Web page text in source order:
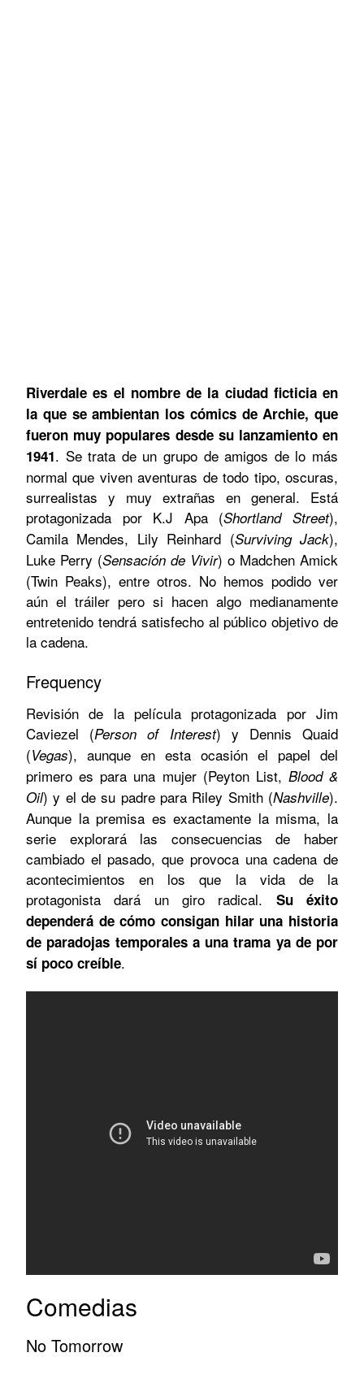
Riverdale es el nombre de la ciudad ficticia en
la que se ambientan los cómics de Archie, que
fueron muy populares desde su lanzamiento en
1941. Se trata de un grupo de amigos de lo más
normal que viven aventuras de todo tipo, oscuras,
surrealistas y muy extrañas en general. Está
protagonizada por K.J Apa (Shortland Street),
Camila Mendes, Lily Reinhard (Surviving Jack),
Luke Perry (Sensación de Vivir) o Madchen Amick
(Twin Peaks), entre otros. No hemos podido ver
aún el tráiler pero si hacen algo medianamente
entretenido tendrá satisfecho al público objetivo de
la cadena.
Frequency
Revisión de la película protagonizada por Jim
Caviezel (Person of Interest) y Dennis Quaid
(Vegas), aunque en esta ocasión el papel del
primero es para una mujer (Peyton List, Blood &
Oil) y el de su padre para Riley Smith (Nashville).
Aunque la premisa es exactamente la misma, la
serie explorará las consecuencias de haber
cambiado el pasado, que provoca una cadena de
acontecimientos en los que la vida de la
protagonista dará un giro radical. Su éxito
dependerá de cómo consigan hilar una historia
de paradojas temporales a una trama ya de por
sí poco creíble.
Comedias
No Tomorrow